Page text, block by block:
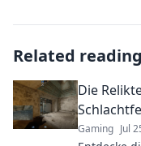
Related reading
Die
Gaming Jul